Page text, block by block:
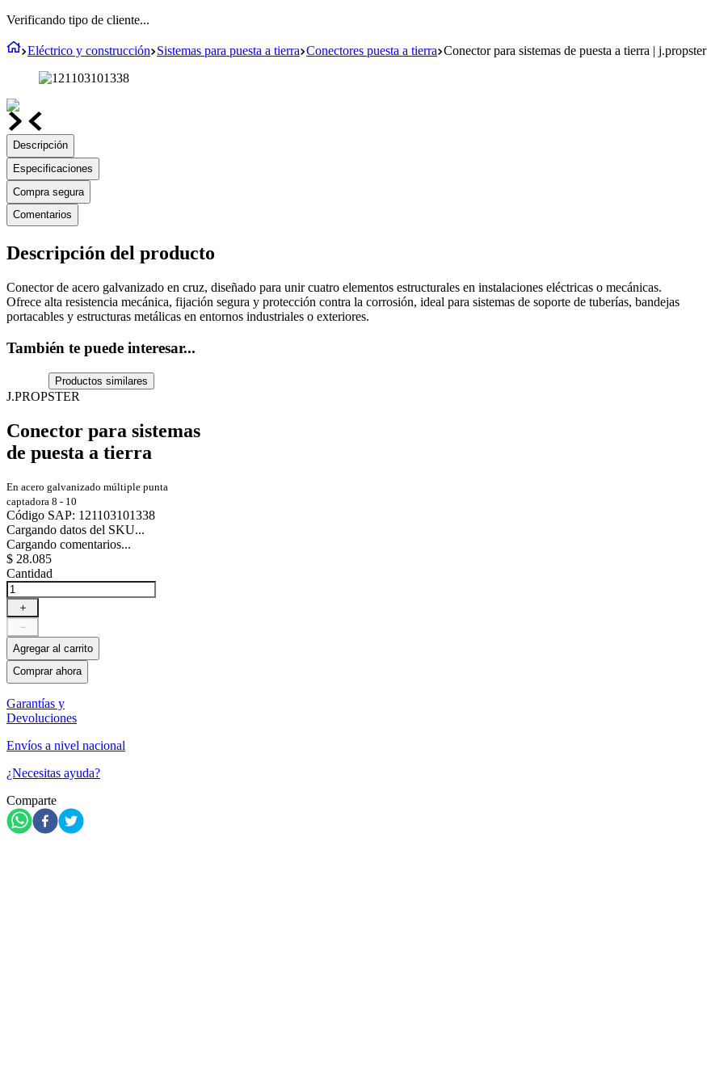
Verificando tipo de cliente...
Eléctrico y construcción Sistemas para puesta a tierra Conectores puesta a tierra Conector para sistemas de puesta a tierra | j.propster
Descripción
Especificaciones
Compra segura
Comentarios
Descripción del producto
Conector de acero galvanizado en cruz, diseñado para unir cuatro elementos estructurales en instalaciones eléctricas o mecánicas.
Ofrece alta resistencia mecánica, fijación segura y protección contra la corrosión, ideal para sistemas de soporte de tuberías, bandejas
portacables y estructuras metálicas en entornos industriales o exteriores.
También te puede interesar...
Productos similares
J.PROPSTER
Conector para sistemas
de puesta a tierra
En acero galvanizado múltiple punta
captadora 8 - 10
Código SAP: 121103101338
Cargando datos del SKU...
Cargando comentarios...
$ 28.085
Cantidad
＋
－
Agregar al carrito
Comprar ahora
Garantías y
Devoluciones
Envíos a nivel nacional
¿Necesitas ayuda?
Comparte